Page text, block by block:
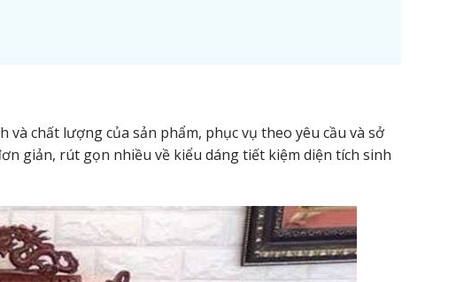
chất lượng của sản phẩm, phục vụ theo yêu cầu và sở
giản, rút gọn nhiều về kiểu dáng tiết kiệm diện tích sinh